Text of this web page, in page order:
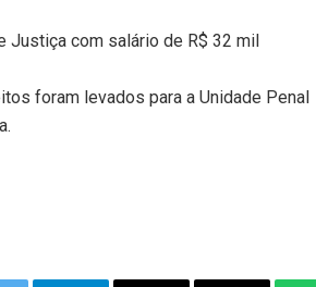
Justiça com salário de R$ 32 mil
foram levados para a Unidade Penal